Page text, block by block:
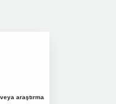
araştırma